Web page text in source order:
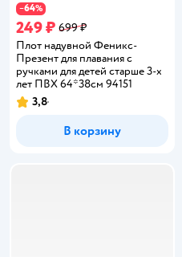
−64%
249 ₽ 699 ₽
Плот надувной Феникс-
Презент для плавания с
ручками для детей старше 3-х
лет ПВХ 64*38см 94151
Рейтинг:
3,8
В корзину